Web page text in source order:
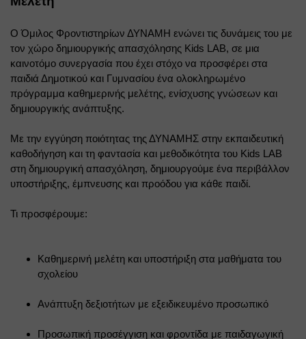
Ο Όμιλος Φροντιστηρίων ΔΥΝΑΜΗ ενώνει τις δυνάμεις του με
τον χώρο δημιουργικής απασχόλησης Kids LAB, σε μια
καινοτόμο συνεργασία που έχει στόχο να προσφέρει στα
παιδιά Δημοτικού και Γυμνασίου ένα ολοκληρωμένο
πρόγραμμα καθημερινής μελέτης, ενίσχυσης γνώσεων και
δημιουργικής ανάπτυξης.
Με την εγγύηση ποιότητας της ΔΥΝΑΜΗΣ στην εκπαιδευτική
καθοδήγηση και τη φαντασία και μεθοδικότητα του Kids LAB
στη δημιουργική απασχόληση, δημιουργούμε ένα περιβάλλον
υποστήριξης, έμπνευσης και προόδου για κάθε παιδί.
Τι προσφέρουμε:
Καθημερινή μελέτη και υποστήριξη στα μαθήματα του
σχολείου
Ανάπτυξη δεξιοτήτων με εξειδικευμένο προσωπικό
Προσωπική προσέγγιση και φροντίδα με παιδαγωγική